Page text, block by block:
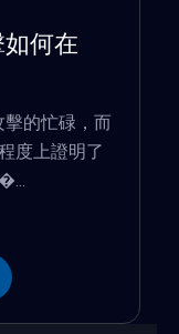
何在
的忙碌，而
度上證明了